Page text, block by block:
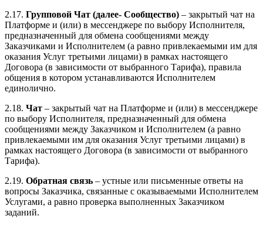
2.17. Групповой Чат (далее- Сообщество) – закрытый чат на
Платформе и (или) в мессенджере по выбору Исполнителя,
предназначенный для обмена сообщениями между
Заказчиками и Исполнителем (а равно привлекаемыми им для
оказания Услуг третьими лицами) в рамках настоящего
Договора (в зависимости от выбранного Тарифа), правила
общения в котором устанавливаются Исполнителем
единолично.
2.18. Чат – закрытый чат на Платформе и (или) в мессенджере
по выбору Исполнителя, предназначенный для обмена
сообщениями между Заказчиком и Исполнителем (а равно
привлекаемыми им для оказания Услуг третьими лицами) в
рамках настоящего Договора (в зависимости от выбранного
Тарифа).
2.19. Обратная связь – устные или письменные ответы на
вопросы Заказчика, связанные с оказываемыми Исполнителем
Услугами, а равно проверка выполненных Заказчиком
заданий.